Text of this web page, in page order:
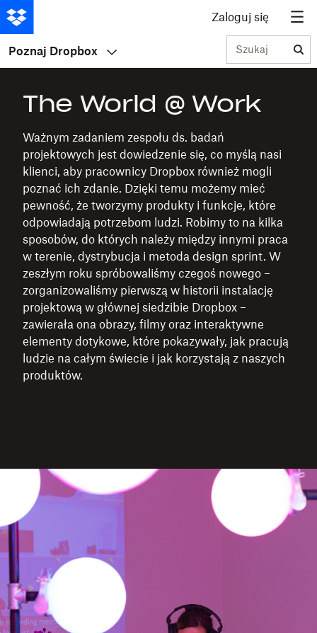
Zaloguj się
Poznaj Dropbox Szukaj
The World @ Work
Ważnym zadaniem zespołu ds. badań
projektowych jest dowiedzenie się, co myślą nasi
klienci, aby pracownicy Dropbox również mogli
poznać ich zdanie. Dzięki temu możemy mieć
pewność, że tworzymy produkty i funkcje, które
odpowiadają potrzebom ludzi. Robimy to na kilka
sposobów, do których należy między innymi praca
w terenie, dystrybucja i metoda design sprint. W
zeszłym roku spróbowaliśmy czegoś nowego –
zorganizowaliśmy pierwszą w historii instalację
projektową w głównej siedzibie Dropbox –
zawierała ona obrazy, filmy oraz interaktywne
elementy dotykowe, które pokazywały, jak pracują
ludzie na całym świecie i jak korzystają z naszych
produktów.